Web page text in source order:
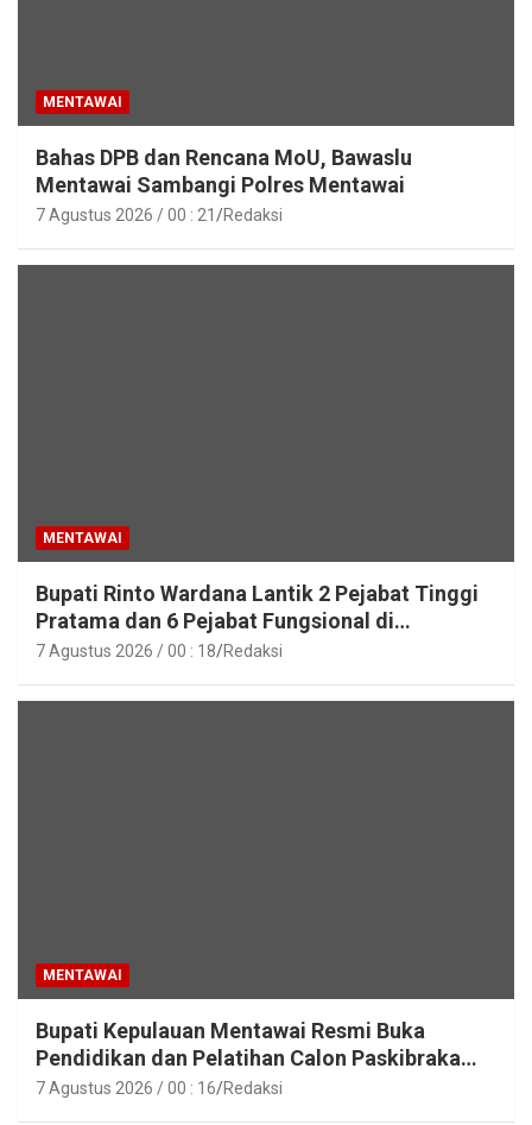
MENTAWAI
Bahas DPB dan Rencana MoU, Bawaslu
Mentawai Sambangi Polres Mentawai
7 Agustus 2026 / 00 : 21 Redaksi
MENTAWAI
Bupati Rinto Wardana Lantik 2 Pejabat Tinggi
Pratama dan 6 Pejabat Fungsional di
Lingkungan Pemkab Kepulauan Mentawai
7 Agustus 2026 / 00 : 18 Redaksi
MENTAWAI
Bupati Kepulauan Mentawai Resmi Buka
Pendidikan dan Pelatihan Calon Paskibraka
Tahun 2026
7 Agustus 2026 / 00 : 16 Redaksi